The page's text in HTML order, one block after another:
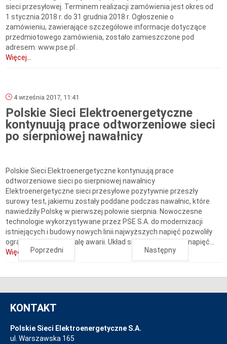
sieci przesyłowej. Terminem realizacji zamówienia jest okres od
1 stycznia 2018 r. do 31 grudnia 2018 r. Ogłoszenie o
zamówieniu, zawierające szczegółowe informacje dotyczące
przedmiotowego zamówienia, zostało zamieszczone pod
adresem: www.pse.pl .
Więcej...
4 września 2017, 11:41
Polskie Sieci Elektroenergetyczne
kontynuują prace odtworzeniowe sieci
po sierpniowej nawałnicy
Polskie Sieci Elektroenergetyczne kontynuują prace
odtworzeniowe sieci po sierpniowej nawałnicy
Elektroenergetyczne sieci przesyłowe pozytywnie przeszły
surowy test, jakiemu zostały poddane podczas nawałnic, które
nawiedziły Polskę w pierwszej połowie sierpnia. Nowoczesne
technologie wykorzystywane przez PSE S.A. do modernizacji
istniejących i budowy nowych linii najwyższych napięć pozwoliły
ograniczyć liczbę i skalę awarii. Układ sieci najwyższych napięć...
Więcej...Poprzedni Następny
KONTAKT
Polskie Sieci Elektroenergetyczne S.A.
ul. Warszawska 165